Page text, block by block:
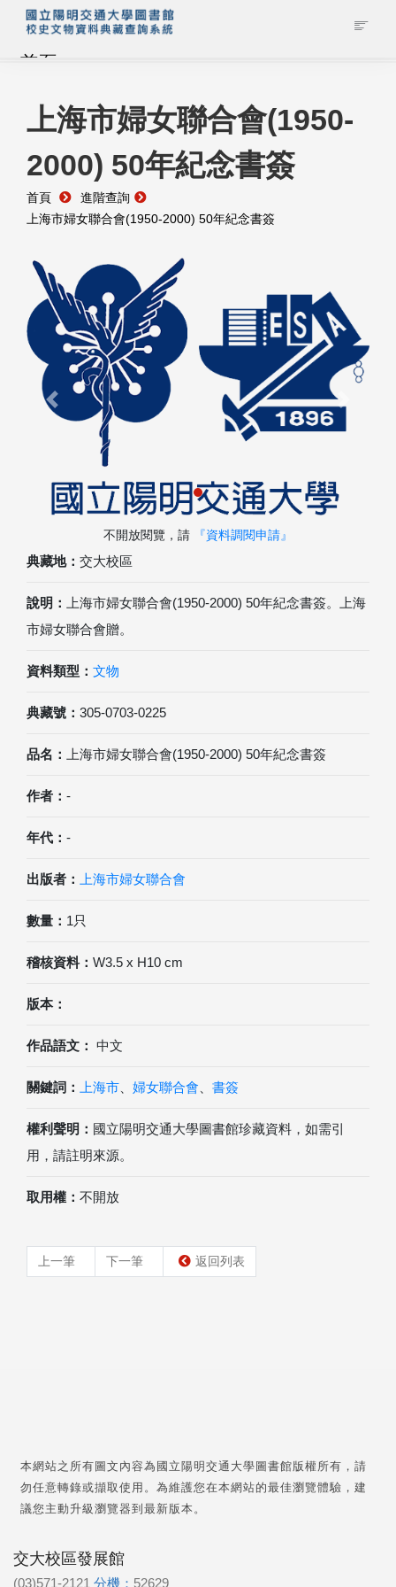
首頁
藏品查詢
校史館簡介
藏品清單全覽
資料調閱申請
管理者登入
上海市婦女聯合會(1950-
2000) 50年紀念書簽
首頁
進階查詢
上海市婦女聯合會(1950-2000) 50年紀念書簽
典藏地： 交大校區
說明：
上海市婦女聯合會(1950-2000) 50年紀念書簽。上海
市婦女聯合會贈。
資料類型： 文物
典藏號： 305-0703-0225
品名： 上海市婦女聯合會(1950-2000) 50年紀念書簽
作者： -
年代： -
出版者： 上海市婦女聯合會
數量： 1只
稽核資料： W3.5 x H10 cm
版本：
作品語文： 中文
關鍵詞： 上海市 婦女聯合會 書簽
權利聲明： 國立陽明交通大學圖書館珍藏資料，如需引
用，請註明來源。
取用權： 不開放
上一筆 下一筆 返回列表
Previous Next
不開放閱覽，請 『資料調閱申請』
本網站之所有圖文內容為國立陽明交通大學圖書館版權所有，請
勿任意轉錄或擷取使用。為維護您在本網站的最佳瀏覽體驗，建
議您主動升級瀏覽器到最新版本。
交大校區發展館
(03)571-2121 分機： 52629